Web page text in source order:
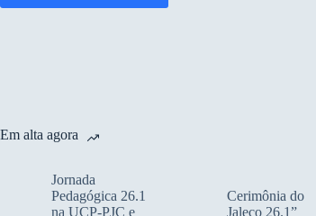
Em alta agora
Jornada
Pedagógica 26.1
na UCP-PJC e
Cerimônia do
Jaleco 26.1”